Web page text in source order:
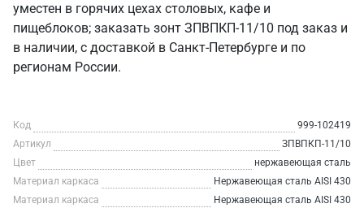
уместен в горячих цехах столовых, кафе и
пищеблоков; заказать зонт ЗПВПКП-11/10 под заказ и
в наличии, с доставкой в Санкт‑Петербурге и по
регионам России.
Код
999-102419
Артикул
ЗПВПКП-11/10
Цвет
нержавеющая сталь
Материал каркаса
Нержавеющая сталь AISI 430
Материал каркаса
Нержавеющая сталь AISI 430